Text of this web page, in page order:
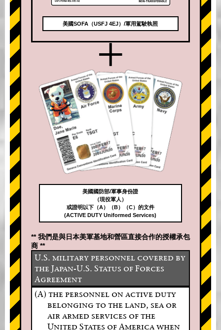
美國SOFA（USFJ 4EJ）/軍用駕駛執照
+
美國國防部/軍事身份證
（現役軍人）
或證明以下（A）（B）（C）的文件
(ACTIVE DUTY Uniformed Services)
** 我們是與日本美軍基地和營區直接合作的授權承包
商 **
U.S. military personnel covered by
the Japan-U.S. Status of Forces
Agreement
(A) the personnel on active duty
belonging to the land, sea or
air armed services of the
United States of America when